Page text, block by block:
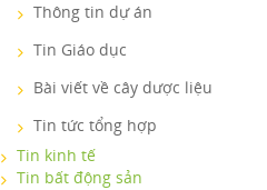
Thông tin dự án
Tin Giáo dục
Bài viết về cây dược liệu
Tin tức tổng hợp
Tin kinh tế
Tin bất động sản